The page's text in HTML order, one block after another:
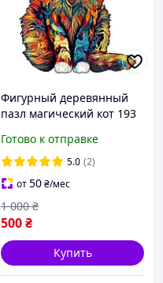
Фигурный деревянный
пазл магический кот 193
Готово к отправке
5.0 (2)
от50₴/мес
500₴
1 000 ₴
Купить